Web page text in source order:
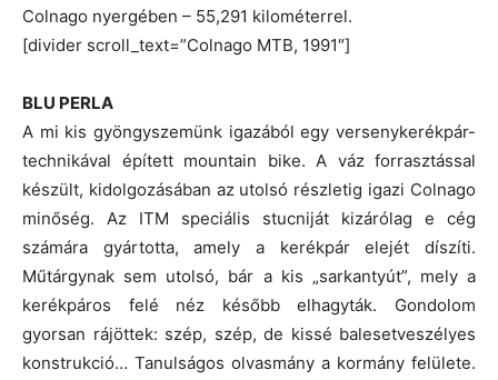
Colnago nyergében – 55,291 kilométerrel.
[divider scroll_text=”Colnago MTB, 1991″]
BLU PERLA
A mi kis gyöngyszemünk igazából egy versenykerékpár-
technikával épített mountain bike. A váz forrasztással
készült, kidolgozásában az utolsó részletig igazi Colnago
minőség. Az ITM speciális stucniját kizárólag e cég
számára gyártotta, amely a kerékpár elejét díszíti.
Műtárgynak sem utolsó, bár a kis „sarkantyút”, mely a
kerékpáros felé néz később elhagyták. Gondolom
gyorsan rájöttek: szép, szép, de kissé balesetveszélyes
konstrukció… Tanulságos olvasmány a kormány felülete.